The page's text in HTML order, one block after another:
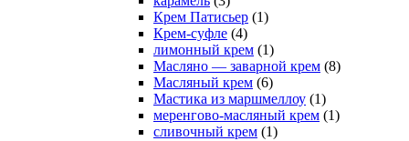
Крем Патисьер (1)
Крем-суфле (4)
лимонный крем (1)
Масляно — заварной крем (8)
Масляный крем (6)
Мастика из маршмеллоу (1)
меренгово-масляный крем (1)
сливочный крем (1)